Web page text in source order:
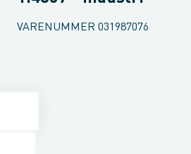
VARENUMMER 031987076